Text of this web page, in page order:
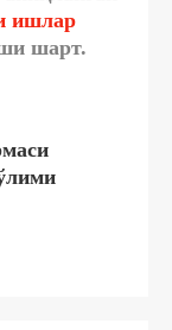
ишлар
шарт.